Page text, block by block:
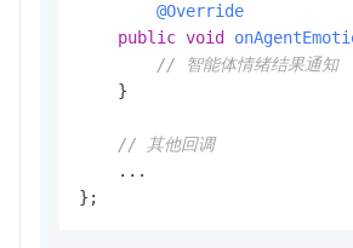
@Override
public void
// 智能体情绪结果通知
    }
// 其他回调
    ...
};